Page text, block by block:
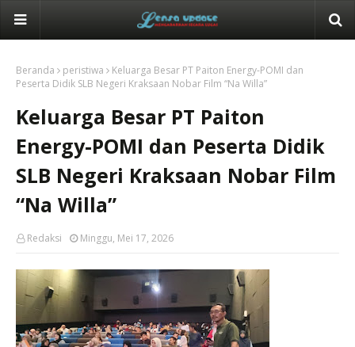
Beranda peristiwa
Keluarga Besar PT Paiton Energy-POMI dan
Peserta Didik SLB Negeri Kraksaan Nobar Film “Na Willa”
Keluarga Besar PT Paiton
Energy-POMI dan Peserta Didik
SLB Negeri Kraksaan Nobar Film
“Na Willa”
Redaksi Minggu, Mei 17, 2026